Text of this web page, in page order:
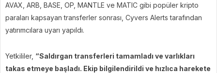
AVAX, ARB, BASE, OP, MANTLE ve MATIC gibi popüler kripto
paraları kapsayan transferler sonrası, Cyvers Alerts tarafından
yatırımcılara uyarı yapıldı.
Yetkililer, “Saldırgan transferleri tamamladı ve varlıkları
takas etmeye başladı. Ekip bilgilendirildi ve hızlıca harekete